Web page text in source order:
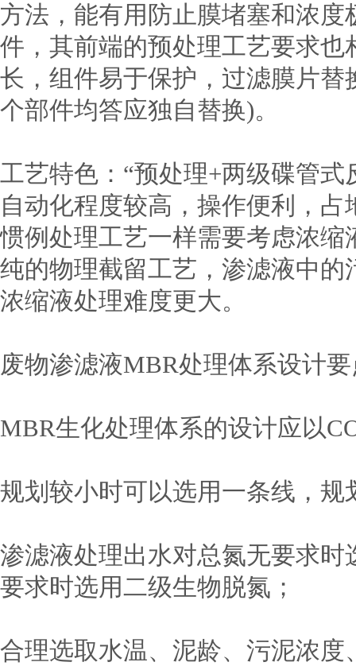
方法，能有用防止膜堵塞和浓
件，其前端的预处理工艺要求
长，组件易于保护，过滤膜片
个部件均答应独自替换)。
工艺特色：“预处理+两级碟管
自动化程度较高，操作便利，
惯例处理工艺一样需要考虑浓
纯的物理截留工艺，渗滤液中
浓缩液处理难度更大。
废物渗滤液MBR处理体系设计
MBR生化处理体系的设计应以
规划较小时可以选用一条线，
渗滤液处理出水对总氮无要求
要求时选用二级生物脱氮；
合理选取水温、泥龄、污泥浓